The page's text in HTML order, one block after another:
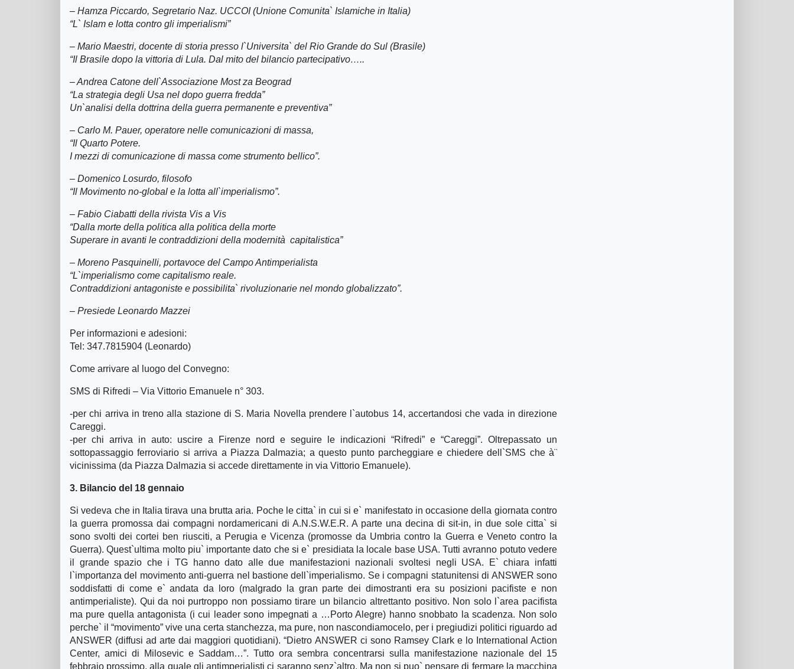
– Hamza Piccardo, Segretario Naz. UCCOI (Unione Comunita` Islamiche in Italia)
“L` Islam e lotta contro gli imperialismi”
– Mario Maestri, docente di storia presso l`Universita` del Rio Grande do Sul (Brasile)
“Il Brasile dopo la vittoria di Lula. Dal mito del bilancio partecipativo…..
– Andrea Catone dell`Associazione Most za Beograd
“La strategia degli Usa nel dopo guerra fredda”
Un`analisi della dottrina della guerra permanente e preventiva”
– Carlo M. Pauer, operatore nelle comunicazioni di massa,
“Il Quarto Potere.
I mezzi di comunicazione di massa come strumento bellico”.
– Domenico Losurdo, filosofo
“Il Movimento no-global e la lotta all`imperialismo”.
– Fabio Ciabatti della rivista Vis a Vis
“Dalla morte della politica alla politica della morte
Superare in avanti le contraddizioni della modernità capitalistica”
– Moreno Pasquinelli, portavoce del Campo Antimperialista
“L`imperialismo come capitalismo reale.
Contraddizioni antagoniste e possibilita` rivoluzionarie nel mondo globalizzato”.
– Presiede Leonardo Mazzei
Per informazioni e adesioni:
Tel: 347.7815904 (Leonardo)
Come arrivare al luogo del Convegno:
SMS di Rifredi – Via Vittorio Emanuele n° 303.
-per chi arriva in treno alla stazione di S. Maria Novella prendere l`autobus 14, accertandosi che vada in direzione
Careggi.
-per chi arriva in auto: uscire a Firenze nord e seguire le indicazioni “Rifredi” e “Careggi”. Oltrepassato un
sottopassaggio ferroviario si arriva a Piazza Dalmazia; a questo punto parcheggiare e chiedere dell`SMS che à¨
vicinissima (da Piazza Dalmazia si accede direttamente in via Vittorio Emanuele).
3. Bilancio del 18 gennaio
Si vedeva che in Italia tirava una brutta aria. Poche le citta` in cui si e` manifestato in occasione della giornata contro
la guerra promossa dai compagni nordamericani di A.N.S.W.E.R. A parte una decina di sit-in, in due sole citta` si
sono svolti dei cortei ben riusciti, a Perugia e Vicenza (promosse da Umbria contro la Guerra e Veneto contro la
Guerra). Quest`ultima molto piu` importante dato che si e` presidiata la locale base USA. Tutti avranno potuto vedere
il grande spazio che i TG hanno dato alle due manifestazioni nazionali svoltesi negli USA. E` chiara infatti
l`importanza del movimento anti-guerra nel bastione dell`imperialismo. Se i compagni statunitensi di ANSWER sono
soddisfatti di come e` andata da loro (malgrado la gran parte dei dimostranti era su posizioni pacifiste e non
antimperialiste). Qui da noi purtroppo non possiamo tirare un bilancio altrettanto positivo. Non solo l`area pacifista
ma pure quella antagonista (i cui leader sono impegnati a …Porto Alegre) hanno snobbato la scadenza. Non solo
perche` il “movimento” vive una certa stanchezza, ma pure, non nascondiamocelo, per i pregiudizi politici riguardo ad
ANSWER (diffusi ad arte dai maggiori quotidiani). “Dietro ANSWER ci sono Ramsey Clark e lo International Action
Center, amici di Milosevic e Saddam…”. Tutto ora sembra concentrarsi sulla manifestazione nazionale del 15
febbraio prossimo, alla quale gli antimperialisti ci saranno senz`altro. Ma non si puo` pensare di fermare la macchina